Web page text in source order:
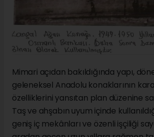
Mimari açıdan bakıldığında yapı,
geleneksel Anadolu konaklarının
özelliklerini yansıtan plan düzenine
Taş ve ahşabın uyum içinde
geniş iç mekânları ve özenli işçiliği